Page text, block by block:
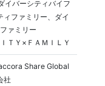
イバーシティバイフ
ィファミリー、ダイ
ァミリー
ＴＹ×ＦＡＭＩＬＹ
Share Global
社